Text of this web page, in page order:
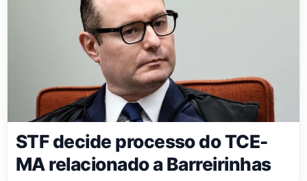
STF decide processo do TCE-
MA relacionado a Barreirinhas